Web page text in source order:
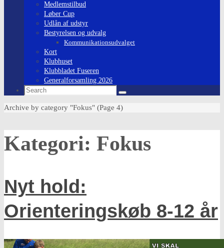
Medlemstilbud
Løber Cup
Udlån af udstyr
Bestyrelsen og udvalg
Kommunikationsudvalget
Kort
Klubhuset
Klubbladet Fuseren
Generalforsamling 2026
Search
Search
Home
Archive by category "Fokus" (Page 4)
Kategori: Fokus
Nyt hold:
Orienteringskøb 8-12 år